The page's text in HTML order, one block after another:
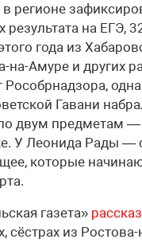
регионе
на ЕГЭ,
года из
на-Амуре и других
Рособрнадзора,
Гавани
двум предметам —
У Леонида Рады —
которые
газета»
сёстрах из